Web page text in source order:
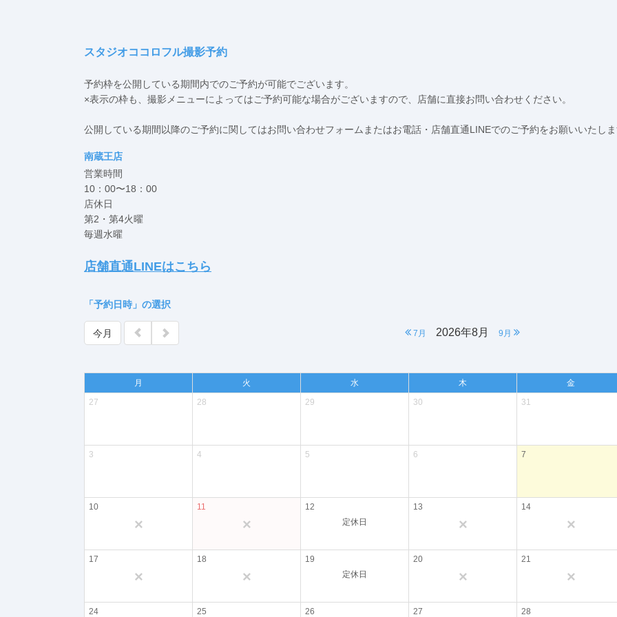
スタジオココロフル撮影予約
予約枠を公開している期間内でのご予約が可能でございます。
×表示の枠も、撮影メニューによってはご予約可能な場合がございますので、店舗に直接お問い合わせください。
公開している期間以降のご予約に関してはお問い合わせフォームまたはお電話・店舗直通LINEでのご予約をお願いいたし
南蔵王店
営業時間
10：00〜18：00
店休日
第2・第4火曜
毎週水曜
店舗直通LINEはこちら
「予約日時」の選択
今月 7月 2026年8月 9月
月 火 水 木
金
27
28 29 30 31
3 4 5 6 7
10
×
11
×
12
定休日
13
×
14
×
17
×
18
×
19
定休日
20
×
21
×
24 25 26 27 28